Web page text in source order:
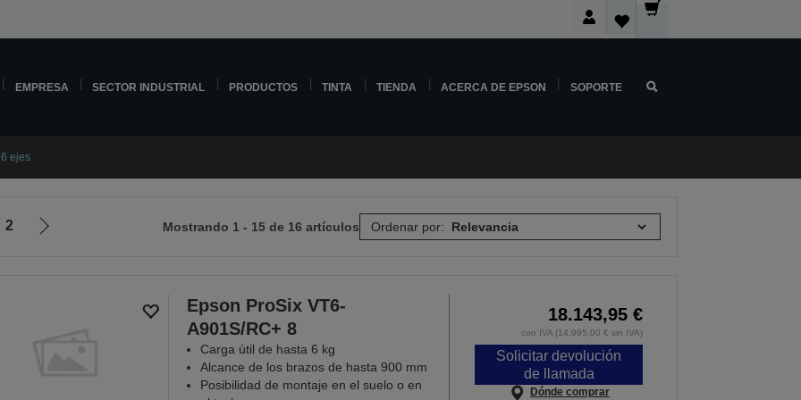
EMPRESA SECTOR INDUSTRIAL PRODUCTOS TINTA TIENDA ACERCA DE EPSON SOPORTE
ejes
2
Ir
Mostrando 1 - 15 de 16 artículos Ordenar por:
Epson ProSix VT6-
A901S/RC+ 8
Carga útil de hasta 6 kg
Alcance de los brazos de hasta 900 mm
Posibilidad de montaje en el suelo o en
18.143,95 €
con IVA (14.995,00 € sin IVA)
Solicitar devolución
de llamada
Dónde comprar